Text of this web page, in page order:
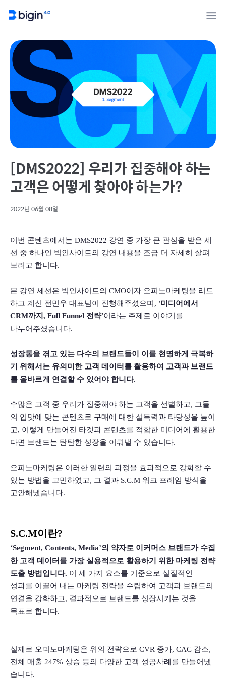
[DMS2022] 우리가 집중해야 하는
고객은 어떻게 찾아야 하는가?
2022년 06월 08일
이번 콘텐츠에서는 DMS2022 강연 중 가장 큰 관심을 받은 세
션 중 하나인 빅인사이트의 강연 내용을 조금 더 자세히 살펴
보려고 합니다.
본 강연 세션은 빅인사이트의 CMO이자 오피노마케팅을 리드
하고 계신 전민우 대표님이 진행해주셨으며, '미디어에서
CRM까지, Full Funnel 전략'이라는 주제로 이야기를
나누어주셨습니다.
성장통을 겪고 있는 다수의 브랜드들이 이를 현명하게 극복하
기 위해서는 유의미한 고객 데이터를 활용하여 고객과 브랜드
를 올바르게 연결할 수 있어야 합니다.
수많은 고객 중 우리가 집중해야 하는 고객을 선별하고, 그들
의 입맛에 맞는 콘텐츠로 구매에 대한 설득력과 타당성을 높이
고, 이렇게 만들어진 타겟과 콘텐츠를 적합한 미디어에 활용한
다면 브랜드는 탄탄한 성장을 이뤄낼 수 있습니다.
오피노마케팅은 이러한 일련의 과정을 효과적으로 강화할 수
있는 방법을 고민하였고, 그 결과 S.C.M 워크 프레임 방식을
고안해냈습니다.
S.C.M이란?
‘Segment, Contents, Media’의 약자로 이커머스 브랜드가 수집
한 고객 데이터를 가장 실용적으로 활용하기 위한 마케팅 전략
도출 방법입니다. 이 세 가지 요소를 기준으로 실질적인
성과를 이끌어 내는 마케팅 전략을 수립하여 고객과 브랜드의
연결을 강화하고, 결과적으로 브랜드를 성장시키는 것을
목표로 합니다.
실제로 오피노마케팅은 위의 전략으로 CVR 증가, CAC 감소,
전체 매출 247% 상승 등의 다양한 고객 성공사례를 만들어냈
습니다.